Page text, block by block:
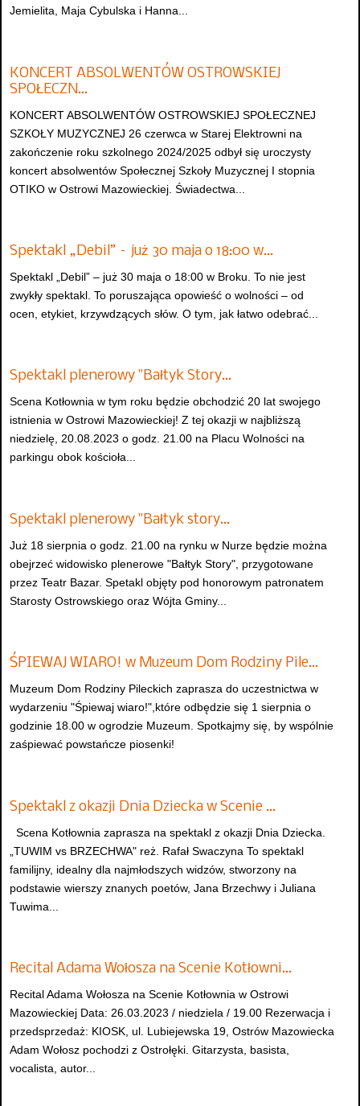
Jemielita, Maja Cybulska i Hanna...
KONCERT ABSOLWENTÓW OSTROWSKIEJ
SPOŁECZN…
KONCERT ABSOLWENTÓW OSTROWSKIEJ SPOŁECZNEJ
SZKOŁY MUZYCZNEJ 26 czerwca w Starej Elektrowni na
zakończenie roku szkolnego 2024/2025 odbył się uroczysty
koncert absolwentów Społecznej Szkoły Muzycznej I stopnia
OTIKO w Ostrowi Mazowieckiej. Świadectwa...
Spektakl „Debil” – już 30 maja o 18:00 w…
Spektakl „Debil” – już 30 maja o 18:00 w Broku. To nie jest
zwykły spektakl. To poruszająca opowieść o wolności – od
ocen, etykiet, krzywdzących słów. O tym, jak łatwo odebrać...
Spektakl plenerowy "Bałtyk Story…
Scena Kotłownia w tym roku będzie obchodzić 20 lat swojego
istnienia w Ostrowi Mazowieckiej! Z tej okazji w najbliższą
niedzielę, 20.08.2023 o godz. 21.00 na Placu Wolności na
parkingu obok kościoła...
Spektakl plenerowy "Bałtyk story…
Już 18 sierpnia o godz. 21.00 na rynku w Nurze będzie można
obejrzeć widowisko plenerowe "Bałtyk Story", przygotowane
przez Teatr Bazar. Spetakl objęty pod honorowym patronatem
Starosty Ostrowskiego oraz Wójta Gminy...
ŚPIEWAJ WIARO! w Muzeum Dom Rodziny Pile…
Muzeum Dom Rodziny Pileckich zaprasza do uczestnictwa w
wydarzeniu "Śpiewaj wiaro!",które odbędzie się 1 sierpnia o
godzinie 18.00 w ogrodzie Muzeum. Spotkajmy się, by wspólnie
zaśpiewać powstańcze piosenki!
Spektakl z okazji Dnia Dziecka w Scenie …
Scena Kotłownia zaprasza na spektakl z okazji Dnia Dziecka.
„TUWIM vs BRZECHWA" reż. Rafał Swaczyna To spektakl
familijny, idealny dla najmłodszych widzów, stworzony na
podstawie wierszy znanych poetów, Jana Brzechwy i Juliana
Tuwima...
Recital Adama Wołosza na Scenie Kotłowni…
Recital Adama Wołosza na Scenie Kotłownia w Ostrowi
Mazowieckiej Data: 26.03.2023 / niedziela / 19.00 Rezerwacja i
przedsprzedaż: KIOSK, ul. Lubiejewska 19, Ostrów Mazowiecka
Adam Wołosz pochodzi z Ostrołęki. Gitarzysta, basista,
vocalista, autor...